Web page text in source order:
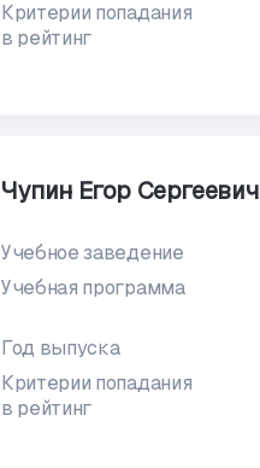
Критерии попадания
в рейтинг
Чупин Егор Сергеевич
Учебное заведение
Учебная программа
Год выпуска
Критерии попадания
в рейтинг